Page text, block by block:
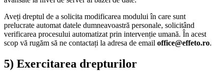
Aveți dreptul de a solicita modificarea modului în care sunt
prelucrate automat datele dumneavoastră personale, solicitând
verificarea procesului automatizat prin intervenție umană. În acest
scop vă rugăm să ne contactați la adresa de email office@effeto.ro.
5) Exercitarea drepturilor